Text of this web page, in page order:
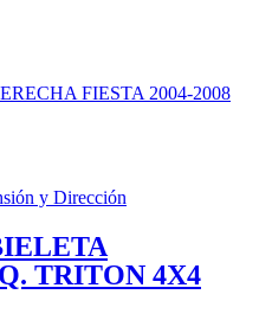
FIESTA 2004-2008
y Dirección
TRITON 4X4